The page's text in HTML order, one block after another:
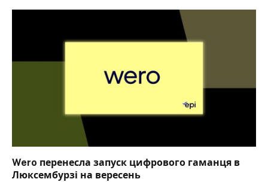
Wero перенесла запуск цифрового гаманця в
Люксембурзі на вересень